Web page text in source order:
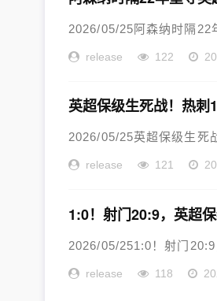
2026/05/25阿森纳时隔22
release 122
英超保级生死战！热刺
2026/05/25英超保级生死
release 121
1:0！射门20:9，英超
2026/05/251:0！射门
release 118